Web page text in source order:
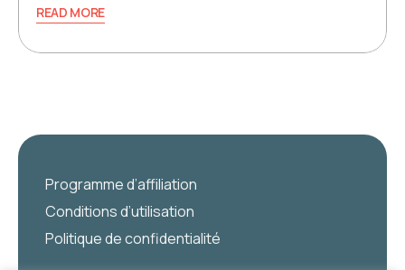
READ MORE
Programme d’affiliation
Conditions d’utilisation
Politique de confidentialité